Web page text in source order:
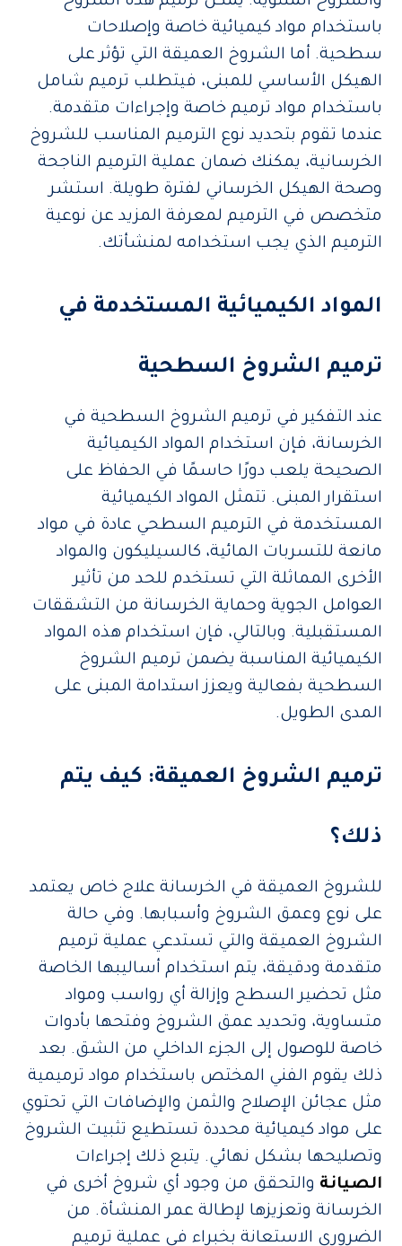
باستخدام مواد كيميائية خاصة وإصلاحات
سطحية. أما الشروخ العميقة التي تؤثر على
الهيكل الأساسي للمبنى، فيتطلب ترميم شامل
باستخدام مواد ترميم خاصة وإجراءات متقدمة.
عندما تقوم بتحديد نوع الترميم المناسب للشروخ
الخرسانية، يمكنك ضمان عملية الترميم الناجحة
وصحة الهيكل الخرساني لفترة طويلة. استشر
متخصص في الترميم لمعرفة المزيد عن نوعية
الترميم الذي يجب استخدامه لمنشأتك.
المواد الكيميائية المستخدمة في
ترميم الشروخ السطحية
عند التفكير في ترميم الشروخ السطحية في
الخرسانة، فإن استخدام المواد الكيميائية
الصحيحة يلعب دورًا حاسمًا في الحفاظ على
استقرار المبنى. تتمثل المواد الكيميائية
المستخدمة في الترميم السطحي عادة في مواد
مانعة للتسربات المائية، كالسيليكون والمواد
الأخرى المماثلة التي تستخدم للحد من تأثير
العوامل الجوية وحماية الخرسانة من التشققات
المستقبلية. وبالتالي، فإن استخدام هذه المواد
الكيميائية المناسبة يضمن ترميم الشروخ
السطحية بفعالية ويعزز استدامة المبنى على
المدى الطويل.
ترميم الشروخ العميقة: كيف يتم
ذلك؟
للشروخ العميقة في الخرسانة علاج خاص يعتمد
على نوع وعمق الشروخ وأسبابها. وفي حالة
الشروخ العميقة والتي تستدعي عملية ترميم
متقدمة ودقيقة، يتم استخدام أساليبها الخاصة
مثل تحضير السطح وإزالة أي رواسب ومواد
متساوية، وتحديد عمق الشروخ وفتحها بأدوات
خاصة للوصول إلى الجزء الداخلي من الشق. بعد
ذلك يقوم الفني المختص باستخدام مواد ترميمية
مثل عجائن الإصلاح والثمن والإضافات التي تحتوي
على مواد كيميائية محددة تستطيع تثبيت الشروخ
وتصليحها بشكل نهائي. يتبع ذلك إجراءات
الصيانة والتحقق من وجود أي شروخ أخرى في
الخرسانة وتعزيزها لإطالة عمر المنشأة. من
الضروري الاستعانة بخبراء في عملية ترميم